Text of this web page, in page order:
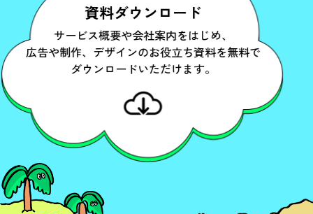
資料ダウンロード
サービス概要や会社案内をはじめ、
広告や制作、デザインのお役立ち資料を無料で
ダウンロードいただけます。